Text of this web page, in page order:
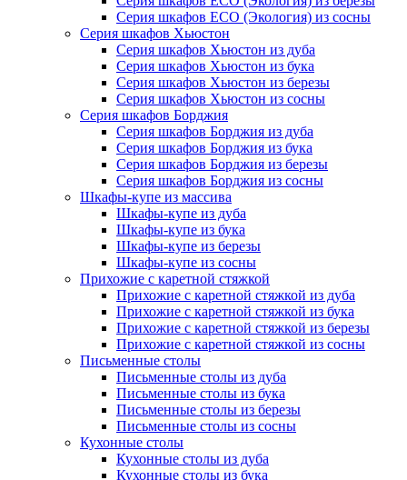
Серия шкафов ECO (Экология) из сосны
Серия шкафов Хьюстон
Серия шкафов Хьюстон из дуба
Серия шкафов Хьюстон из бука
Серия шкафов Хьюстон из березы
Серия шкафов Хьюстон из сосны
Серия шкафов Борджия
Серия шкафов Борджия из дуба
Серия шкафов Борджия из бука
Серия шкафов Борджия из березы
Серия шкафов Борджия из сосны
Шкафы-купе из массива
Шкафы-купе из дуба
Шкафы-купе из бука
Шкафы-купе из березы
Шкафы-купе из сосны
Прихожие с каретной стяжкой
Прихожие с каретной стяжкой из дуба
Прихожие с каретной стяжкой из бука
Прихожие с каретной стяжкой из березы
Прихожие с каретной стяжкой из сосны
Письменные столы
Письменные столы из дуба
Письменные столы из бука
Письменные столы из березы
Письменные столы из сосны
Кухонные столы
Кухонные столы из дуба
Кухонные столы из бука